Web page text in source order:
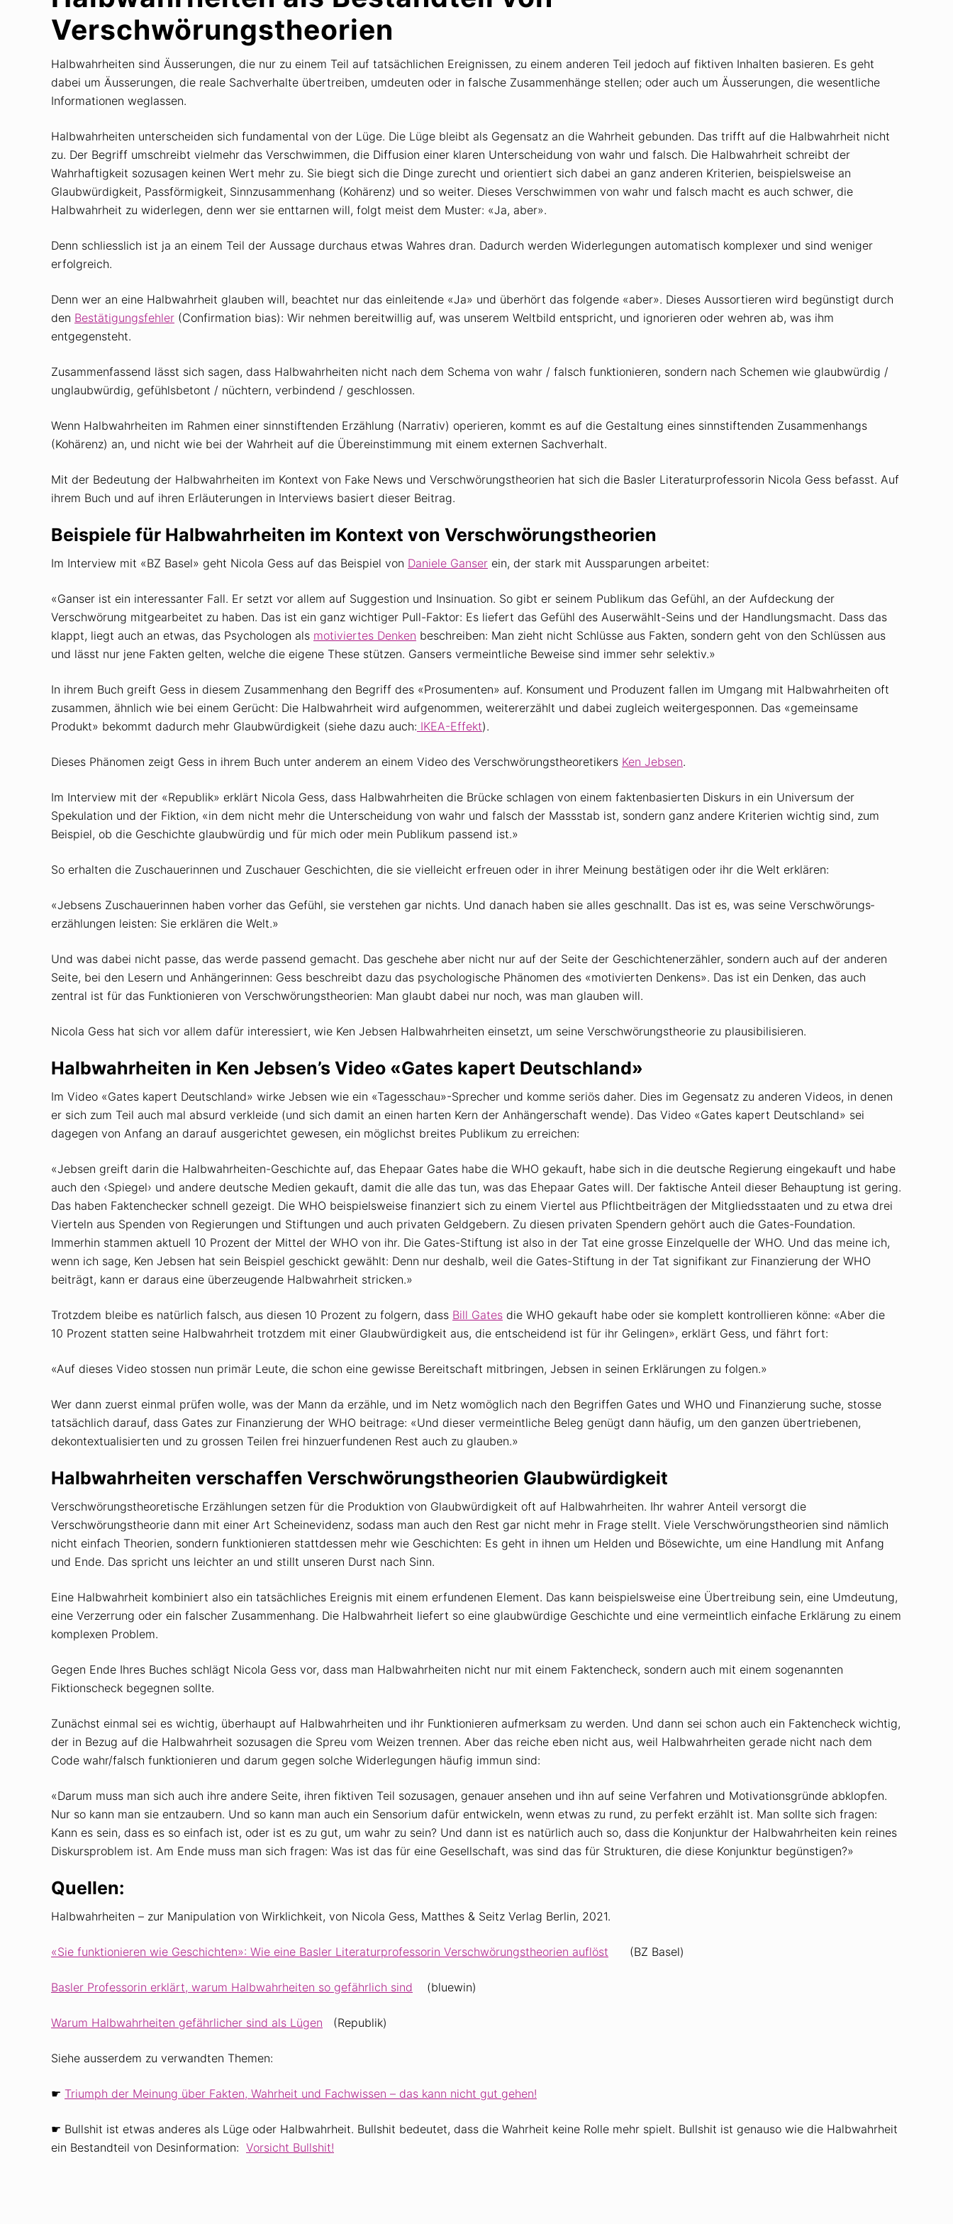
Verschwörungstheorien
Halbwahrheiten sind Äusserungen, die nur zu einem Teil auf tatsächlichen Ereignissen, zu einem anderen Teil jedoch auf fiktiven Inhalten basieren. Es geht
dabei um Äusserungen, die reale Sachverhalte übertreiben, umdeuten oder in falsche Zusammenhänge stellen; oder auch um Äusserungen, die wesentliche
Informationen weglassen.
Halbwahrheiten unterscheiden sich fundamental von der Lüge. Die Lüge bleibt als Gegensatz an die Wahrheit gebunden. Das trifft auf die Halbwahrheit nicht
zu. Der Begriff umschreibt vielmehr das Verschwimmen, die Diffusion einer klaren Unterscheidung von wahr und falsch. Die Halbwahrheit schreibt der
Wahrhaftigkeit sozusagen keinen Wert mehr zu. Sie biegt sich die Dinge zurecht und orientiert sich dabei an ganz anderen Kriterien, beispielsweise an
Glaubwürdigkeit, Passförmigkeit, Sinnzusammenhang (Kohärenz) und so weiter. Dieses Verschwimmen von wahr und falsch macht es auch schwer, die
Halbwahrheit zu widerlegen, denn wer sie enttarnen will, folgt meist dem Muster: «Ja, aber».
Denn schliesslich ist ja an einem Teil der Aussage durchaus etwas Wahres dran. Dadurch werden Widerlegungen automatisch komplexer und sind weniger
erfolgreich.
Denn wer an eine Halbwahrheit glauben will, beachtet nur das einleitende «Ja» und überhört das folgende «aber». Dieses Aussortieren wird begünstigt durch
den Bestätigungsfehler (Confirmation bias): Wir nehmen bereitwillig auf, was unserem Weltbild entspricht, und ignorieren oder wehren ab, was ihm
entgegensteht.
Zusammenfassend lässt sich sagen, dass Halbwahrheiten nicht nach dem Schema von wahr / falsch funktionieren, sondern nach Schemen wie glaubwürdig /
unglaubwürdig, gefühlsbetont / nüchtern, verbindend / geschlossen.
Wenn Halbwahrheiten im Rahmen einer sinnstiftenden Erzählung (Narrativ) operieren, kommt es auf die Gestaltung eines sinnstiftenden Zusammenhangs
(Kohärenz) an, und nicht wie bei der Wahrheit auf die Übereinstimmung mit einem externen Sachverhalt.
Mit der Bedeutung der Halbwahrheiten im Kontext von Fake News und Verschwörungstheorien hat sich die Basler Literaturprofessorin Nicola Gess befasst. Auf
ihrem Buch und auf ihren Erläuterungen in Interviews basiert dieser Beitrag.
Beispiele für Halbwahrheiten im Kontext von Verschwörungstheorien
Im Interview mit «BZ Basel» geht Nicola Gess auf das Beispiel von Daniele Ganser ein, der stark mit Aussparungen arbeitet:
«Ganser ist ein interessanter Fall. Er setzt vor allem auf Suggestion und Insinuation. So gibt er seinem Publikum das Gefühl, an der Aufdeckung der
Verschwörung mitgearbeitet zu haben. Das ist ein ganz wichtiger Pull-Faktor: Es liefert das Gefühl des Auserwählt-Seins und der Handlungsmacht. Dass das
klappt, liegt auch an etwas, das Psychologen als motiviertes Denken beschreiben: Man zieht nicht Schlüsse aus Fakten, sondern geht von den Schlüssen aus
und lässt nur jene Fakten gelten, welche die eigene These stützen. Gansers vermeintliche Beweise sind immer sehr selektiv.»
In ihrem Buch greift Gess in diesem Zusammenhang den Begriff des «Prosumenten» auf. Konsument und Produzent fallen im Umgang mit Halbwahrheiten oft
zusammen, ähnlich wie bei einem Gerücht: Die Halbwahrheit wird aufgenommen, weitererzählt und dabei zugleich weitergesponnen. Das «gemeinsame
Produkt» bekommt dadurch mehr Glaubwürdigkeit (siehe dazu auch: IKEA-Effekt).
Dieses Phänomen zeigt Gess in ihrem Buch unter anderem an einem Video des Verschwörungstheoretikers Ken Jebsen.
Im Interview mit der «Republik» erklärt Nicola Gess, dass Halbwahrheiten die Brücke schlagen von einem fakten­basierten Diskurs in ein Universum der
Spekulation und der Fiktion, «in dem nicht mehr die Unter­scheidung von wahr und falsch der Massstab ist, sondern ganz andere Kriterien wichtig sind, zum
Beispiel, ob die Geschichte glaubwürdig und für mich oder mein Publikum passend ist.»
So erhalten die Zuschauerinnen und Zuschauer Geschichten, die sie vielleicht erfreuen oder in ihrer Meinung bestätigen oder ihr die Welt erklären:
«Jebsens Zuschauerinnen haben vorher das Gefühl, sie verstehen gar nichts. Und danach haben sie alles geschnallt. Das ist es, was seine Verschwörungs­
erzählungen leisten: Sie erklären die Welt.»
Und was dabei nicht passe, das werde passend gemacht. Das geschehe aber nicht nur auf der Seite der Geschichten­erzähler, sondern auch auf der anderen
Seite, bei den Lesern und Anhängerinnen: Gess beschreibt dazu das psychologische Phänomen des «motivierten Denkens». Das ist ein Denken, das auch
zentral ist für das Funktionieren von Verschwörungs­theorien: Man glaubt dabei nur noch, was man glauben will.
Nicola Gess hat sich vor allem dafür interessiert, wie Ken Jebsen Halb­wahrheiten einsetzt, um seine Verschwörungs­theorie zu plausibilisieren.
Halbwahrheiten in Ken Jebsen’s Video «Gates kapert Deutschland»
Im Video «Gates kapert Deutschland» wirke Jebsen wie ein «Tagesschau»-Sprecher und komme seriös daher. Dies im Gegensatz zu anderen Videos, in denen
er sich zum Teil auch mal absurd verkleide (und sich damit an einen harten Kern der Anhängerschaft wende). Das Video «Gates kapert Deutschland» sei
dagegen von Anfang an darauf ausgerichtet gewesen, ein möglichst breites Publikum zu erreichen:
«Jebsen greift darin die Halbwahrheiten-Geschichte auf, das Ehepaar Gates habe die WHO gekauft, habe sich in die deutsche Regierung eingekauft und habe
auch den ‹Spiegel› und andere deutsche Medien gekauft, damit die alle das tun, was das Ehepaar Gates will. Der faktische Anteil dieser Behauptung ist gering.
Das haben Fakten­checker schnell gezeigt. Die WHO beispiels­weise finanziert sich zu einem Viertel aus Pflicht­beiträgen der Mitglieds­staaten und zu etwa drei
Vierteln aus Spenden von Regierungen und Stiftungen und auch privaten Geldgebern. Zu diesen privaten Spendern gehört auch die Gates-Foundation.
Immerhin stammen aktuell 10 Prozent der Mittel der WHO von ihr. Die Gates-Stiftung ist also in der Tat eine grosse Einzel­quelle der WHO. Und das meine ich,
wenn ich sage, Ken Jebsen hat sein Beispiel geschickt gewählt: Denn nur deshalb, weil die Gates-Stiftung in der Tat signifikant zur Finanzierung der WHO
beiträgt, kann er daraus eine überzeugende Halbwahrheit stricken.»
Trotzdem bleibe es natürlich falsch, aus diesen 10 Prozent zu folgern, dass Bill Gates die WHO gekauft habe oder sie komplett kontrollieren könne: «Aber die
10 Prozent statten seine Halbwahrheit trotzdem mit einer Glaubwürdigkeit aus, die entscheidend ist für ihr Gelingen», erklärt Gess, und fährt fort:
«Auf dieses Video stossen nun primär Leute, die schon eine gewisse Bereitschaft mitbringen, Jebsen in seinen Erklärungen zu folgen.»
Wer dann zuerst einmal prüfen wolle, was der Mann da erzähle, und im Netz womöglich nach den Begriffen Gates und WHO und Finanzierung suche, stosse
tatsächlich darauf, dass Gates zur Finanzierung der WHO beitrage: «Und dieser vermeintliche Beleg genügt dann häufig, um den ganzen übertriebenen,
dekontextualisierten und zu grossen Teilen frei hinzuerfundenen Rest auch zu glauben.»
Halbwahrheiten verschaffen Verschwörungstheorien Glaubwürdigkeit
Verschwörungstheoretische Erzählungen setzen für die Produktion von Glaubwürdigkeit oft auf Halbwahrheiten. Ihr wahrer Anteil versorgt die
Verschwörungstheorie dann mit einer Art Scheinevidenz, sodass man auch den Rest gar nicht mehr in Frage stellt. Viele Verschwörungstheorien sind nämlich
nicht einfach Theorien, sondern funktionieren stattdessen mehr wie Geschichten: Es geht in ihnen um Helden und Bösewichte, um eine Handlung mit Anfang
und Ende. Das spricht uns leichter an und stillt unseren Durst nach Sinn.
Eine Halbwahrheit kombiniert also ein tatsächliches Ereignis mit einem erfundenen Element. Das kann beispielsweise eine Übertreibung sein, eine Umdeutung,
eine Verzerrung oder ein falscher Zusammenhang. Die Halbwahrheit liefert so eine glaubwürdige Geschichte und eine vermeintlich einfache Erklärung zu einem
komplexen Problem.
Gegen Ende Ihres Buches schlägt Nicola Gess vor, dass man Halbwahrheiten nicht nur mit einem Faktencheck, sondern auch mit einem sogenannten
Fiktionscheck begegnen sollte.
Zunächst einmal sei es wichtig, überhaupt auf Halbwahrheiten und ihr Funktionieren aufmerksam zu werden. Und dann sei schon auch ein Faktencheck wichtig,
der in Bezug auf die Halbwahrheit sozusagen die Spreu vom Weizen trennen. Aber das reiche eben nicht aus, weil Halbwahrheiten gerade nicht nach dem
Code wahr/falsch funktionieren und darum gegen solche Widerlegungen häufig immun sind:
«Darum muss man sich auch ihre andere Seite, ihren fiktiven Teil sozusagen, genauer ansehen und ihn auf seine Verfahren und Motivationsgründe abklopfen.
Nur so kann man sie entzaubern. Und so kann man auch ein Sensorium dafür entwickeln, wenn etwas zu rund, zu perfekt erzählt ist. Man sollte sich fragen:
Kann es sein, dass es so einfach ist, oder ist es zu gut, um wahr zu sein? Und dann ist es natürlich auch so, dass die Konjunktur der Halbwahrheiten kein reines
Diskursproblem ist. Am Ende muss man sich fragen: Was ist das für eine Gesellschaft, was sind das für Strukturen, die diese Konjunktur begünstigen?»
Quellen:
Halbwahrheiten – zur Manipulation von Wirklichkeit, von Nicola Gess, Matthes & Seitz Verlag Berlin, 2021.
«Sie funktionieren wie Geschichten»: Wie eine Basler Literaturprofessorin Verschwörungstheorien auflöst (BZ Basel)
Basler Professorin erklärt, warum Halbwahrheiten so gefährlich sind (bluewin)
Warum Halb­wahrheiten gefährlicher sind als Lügen (Republik)
Siehe ausserdem zu verwandten Themen:
☛ Triumph der Meinung über Fakten, Wahrheit und Fachwissen – das kann nicht gut gehen!
☛ Bullshit ist etwas anderes als Lüge oder Halbwahrheit. Bullshit bedeutet, dass die Wahrheit keine Rolle mehr spielt. Bullshit ist genauso wie die Halbwahrheit
ein Bestandteil von Desinformation: Vorsicht Bullshit!